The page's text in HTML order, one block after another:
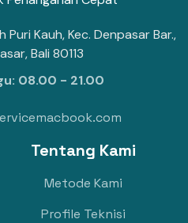
Puri Kauh, Kec. Denpasar Bar.,
Bali 80113
08.00 - 21.00
Tentang Kami
Metode Kami
Profile Teknisi